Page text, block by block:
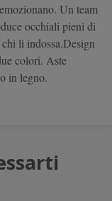
Un team
occhiali pieni di
li indossa.Design
colori. Aste
in legno.